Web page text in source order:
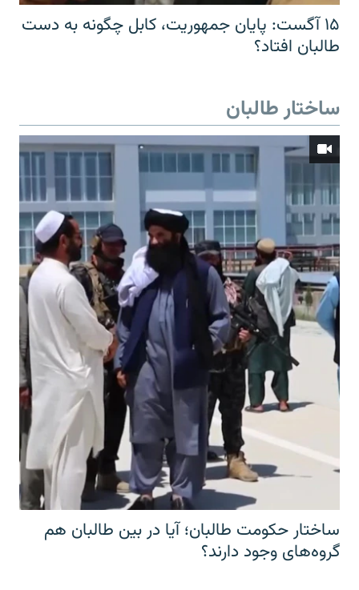
۱۵ آگست: پایان جمهوریت، کابل چگونه به دست
طالبان افتاد؟
ساختار طالبان
ساختار حکومت طالبان؛ آیا در بین طالبان هم
گروه‌های وجود دارند؟